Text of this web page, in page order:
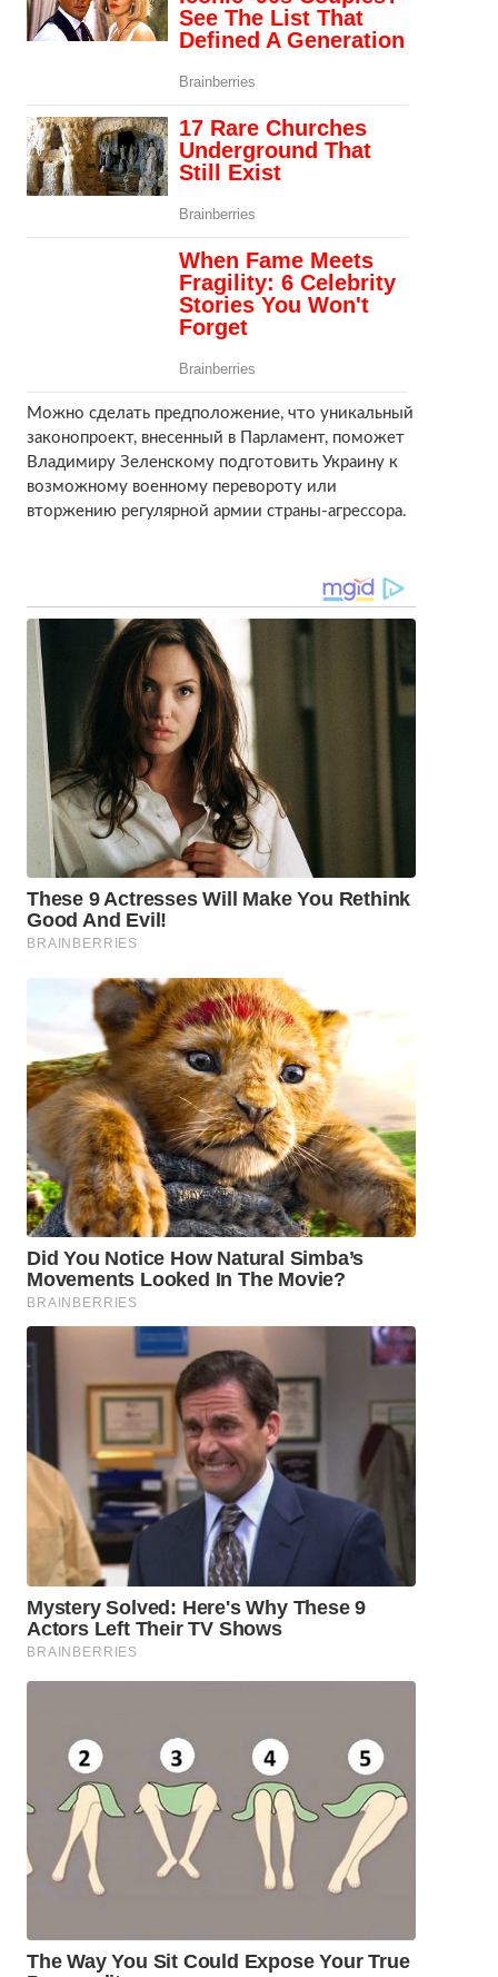
Можно сделать предположение, что уникальный
законопроект, внесенный в Парламент, поможет
Владимиру Зеленскому подготовить Украину к
возможному военному перевороту или
вторжению регулярной армии страны-агрессора.